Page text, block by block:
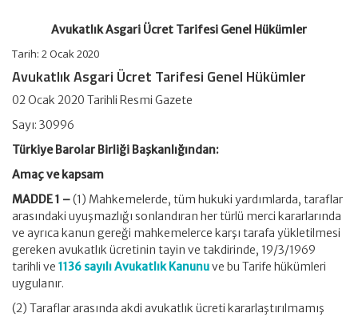
Avukatlık Asgari Ücret Tarifesi Genel Hükümler
Tarih: 2 Ocak 2020
Avukatlık Asgari Ücret Tarifesi Genel Hükümler
02 Ocak 2020 Tarihli Resmi Gazete
Sayı: 30996
Türkiye Barolar Birliği Başkanlığından:
Amaç ve kapsam
MADDE 1 –(1) Mahkemelerde, tüm hukuki yardımlarda, taraflar
arasındaki uyuşmazlığı sonlandıran her türlü merci kararlarında
ve ayrıca kanun gereği mahkemelerce karşı tarafa yükletilmesi
gereken avukatlık ücretinin tayin ve takdirinde, 19/3/1969
tarihli ve 1136 sayılı Avukatlık Kanunuve bu Tarife hükümleri
uygulanır.
(2) Taraflar arasında akdi avukatlık ücreti kararlaştırılmamış